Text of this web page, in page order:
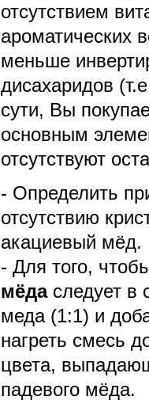
отсутствием
ароматических
меньше
дисахаридов
сути, Вы
основным
отсутствуют
- Определить
отсутствию
акациевый мёд.
- Для того,
мёдаследует в
меда (1:1) и
нагреть смесь
цвета,
падевого мёда.